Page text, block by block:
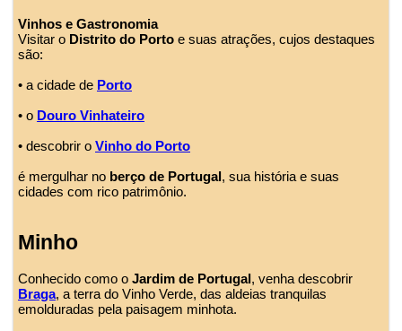
Vinhos e Gastronomia
Visitar o Distrito do Porto e suas atrações, cujos destaques
são:
• a cidade de Porto
• o Douro Vinhateiro
• descobrir o Vinho do Porto
é mergulhar no berço de Portugal, sua história e suas
cidades com rico patrimônio.
Minho
Conhecido como o Jardim de Portugal, venha descobrir
Braga, a terra do Vinho Verde, das aldeias tranquilas
emolduradas pela paisagem minhota.